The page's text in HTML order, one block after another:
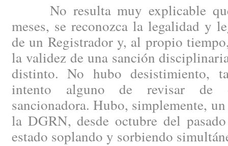
No resulta muy explicable
meses, se reconozca la legalidad y
de un Registrador y, al propio
la validez de una sanción
distinto. No hubo desistimiento,
intento alguno de revisar de
sancionadora. Hubo, simplemente,
la DGRN, desde octubre del
estado soplando y sorbiendo